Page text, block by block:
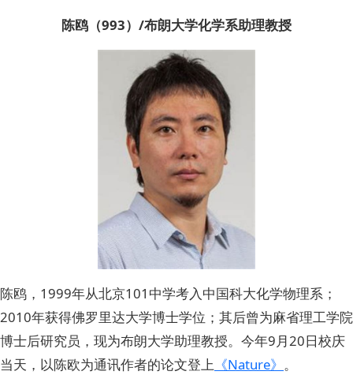
陈鸥（993）/布朗大学化学系助理教授
陈鸥，1999年从北京101中学考入中国科大化学物理系；
2010年获得佛罗里达大学博士学位；其后曾为麻省理工学院
博士后研究员，现为布朗大学助理教授。今年9月20日校庆
当天，以陈欧为通讯作者的论文登上 《Nature》 。